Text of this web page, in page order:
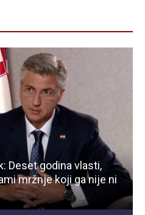
Deset godina vlasti,
mržnje koji ga nije ni